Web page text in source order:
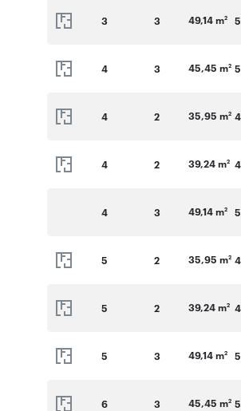
3 3 49,14 m2
4 3 45,45 m2
4 2 35,95 m2
4 2 39,24 m2
4 3 49,14 m2
5 2 35,95 m2
5 2 39,24 m2
5 3 49,14 m2
6 3 45,45 m2